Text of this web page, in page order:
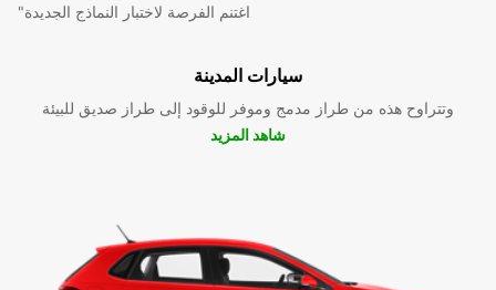
"اغتنم الفرصة لاختبار النماذج الجديدة
سيارات المدينة
وتتراوح هذه من طراز مدمج وموفر للوقود إلى طراز صديق للبيئة
شاهد المزيد